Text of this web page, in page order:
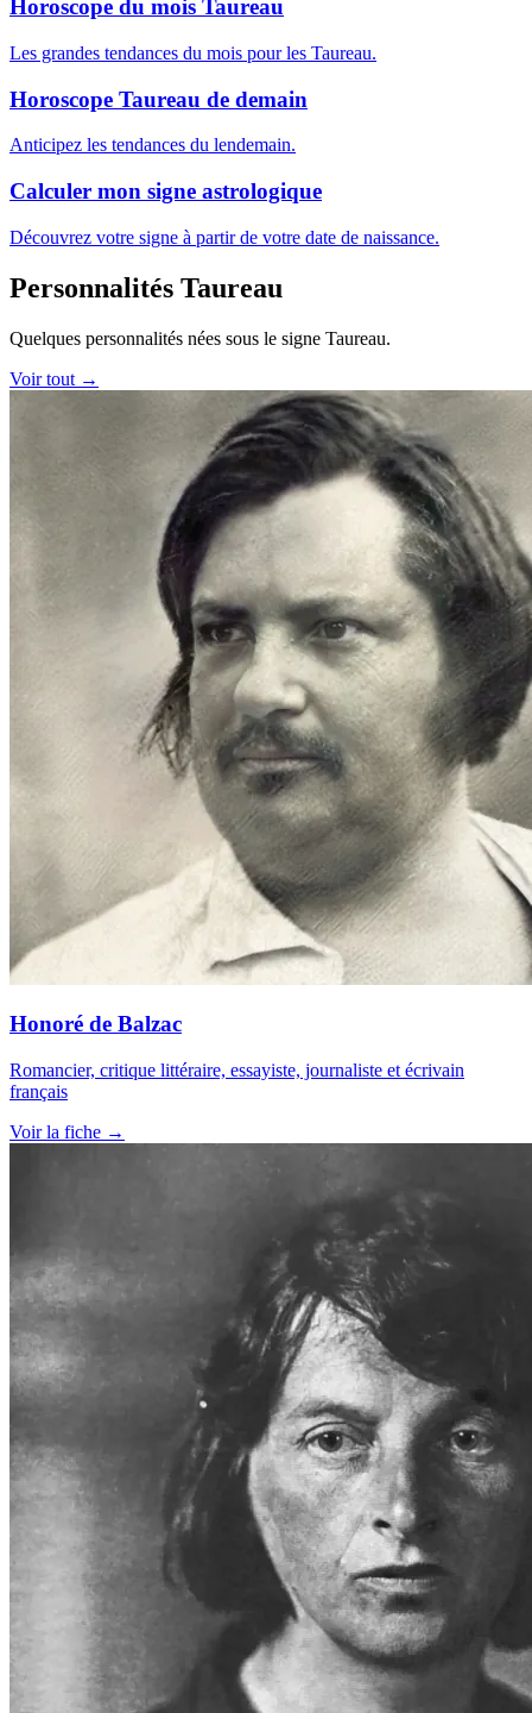
Horoscope du mois Taureau
Les grandes tendances du mois pour les Taureau.
Horoscope Taureau de demain
Anticipez les tendances du lendemain.
Calculer mon signe astrologique
Découvrez votre signe à partir de votre date de naissance.
Personnalités Taureau
Quelques personnalités nées sous le signe Taureau.
Voir tout →
Honoré de Balzac
Romancier, critique littéraire, essayiste, journaliste et écrivain
français
Voir la fiche →